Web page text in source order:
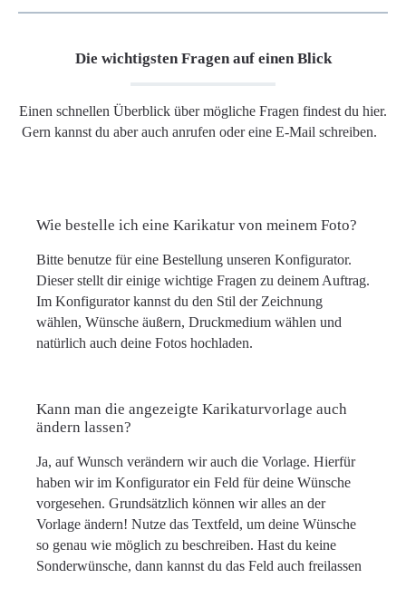
Die wichtigsten Fragen auf einen Blick
Einen schnellen Überblick über mögliche Fragen findest du hier.
Gern kannst du aber auch anrufen oder eine E-Mail schreiben.
Wie bestelle ich eine Karikatur von meinem Foto?
Bitte benutze für eine Bestellung unseren Konfigurator.
Dieser stellt dir einige wichtige Fragen zu deinem Auftrag.
Im Konfigurator kannst du den Stil der Zeichnung
wählen, Wünsche äußern, Druckmedium wählen und
natürlich auch deine Fotos hochladen.
Kann man die angezeigte Karikaturvorlage auch
ändern lassen?
Ja, auf Wunsch verändern wir auch die Vorlage. Hierfür
haben wir im Konfigurator ein Feld für deine Wünsche
vorgesehen. Grundsätzlich können wir alles an der
Vorlage ändern! Nutze das Textfeld, um deine Wünsche
so genau wie möglich zu beschreiben. Hast du keine
Sonderwünsche, dann kannst du das Feld auch freilassen